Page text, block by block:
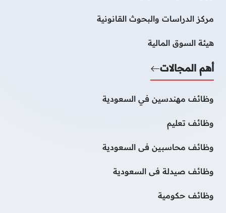
مركز الدراسات والبحوث القانونية
هيئة السوق المالية
أهم المجالات
وظائف مهندسين في السعودية
وظائف تعليم
وظائف محاسبين فى السعودية
وظائف صيدلة فى السعودية
وظائف حكومية